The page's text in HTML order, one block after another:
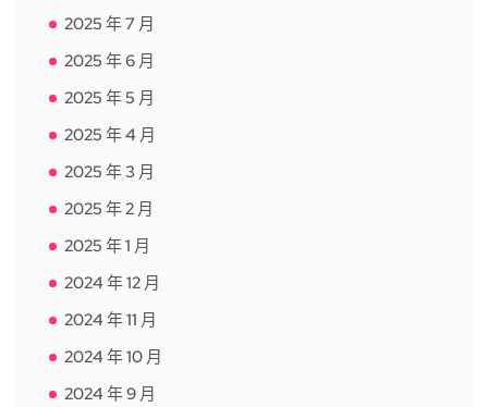
2025 年 7 月
2025 年 6 月
2025 年 5 月
2025 年 4 月
2025 年 3 月
2025 年 2 月
2025 年 1 月
2024 年 12 月
2024 年 11 月
2024 年 10 月
2024 年 9 月